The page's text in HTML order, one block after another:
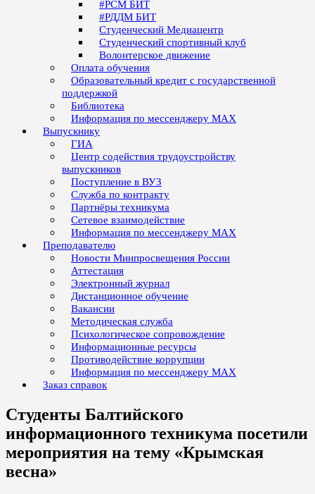
#РСМ БИТ
#РДДМ БИТ
Студенческий Медиацентр
Студенческий спортивный клуб
Волонтерское движение
Оплата обучения
Образовательный кредит с государственной
поддержкой
Библиотека
Информация по мессенджеру MAX
Выпускнику
ГИА
Центр содействия трудоустройству
выпускников
Поступление в ВУЗ
Служба по контракту
Партнёры техникума
Сетевое взаимодействие
Информация по мессенджеру MAX
Преподавателю
Новости Минпросвещения России
Аттестация
Электронный журнал
Дистанционное обучение
Вакансии
Методическая служба
Психологическое сопровождение
Информационные ресурсы
Противодействие коррупции
Информация по мессенджеру MAX
Заказ справок
Студенты Балтийского
информационного техникума посетили
мероприятия на тему «Крымская
весна»